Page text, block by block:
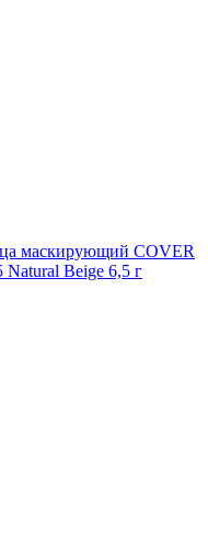
маскирующий COVER
Beige 6,5 г